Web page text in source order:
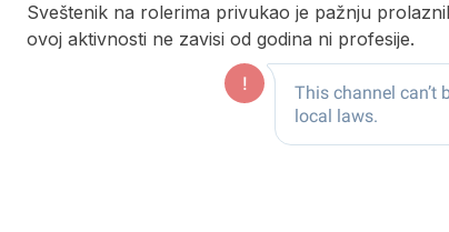
Sveštenik na rolerima privukao je pažnju
ovoj aktivnosti ne zavisi od godina ni profesije.